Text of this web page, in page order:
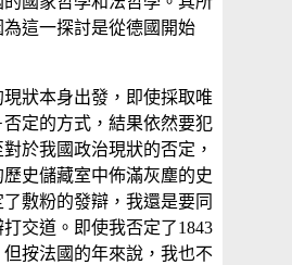
這一探討是從德國開始
狀本身出發，即使採取唯
定的方式，結果依然要犯
於我國政治現狀的否定，
史儲藏室中佈滿灰塵的史
敷粉的發辯，我還是要同
交道。即使我否定了1843
按法國的年來說，我也不